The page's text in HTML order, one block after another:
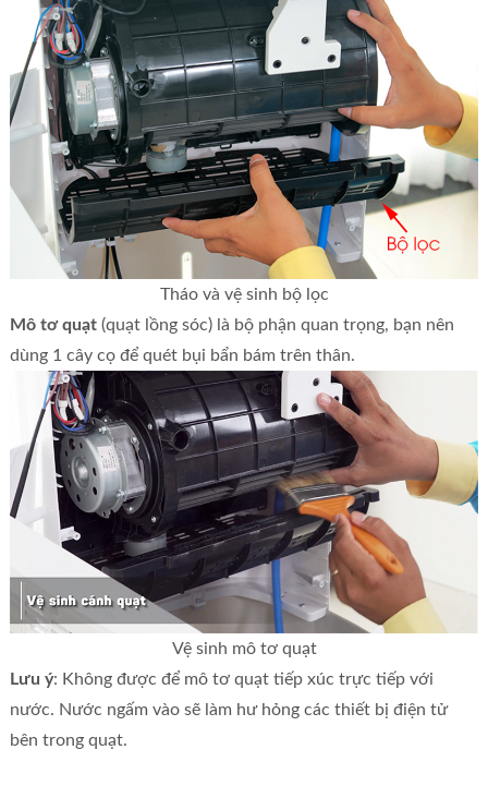
Tháo và vệ sinh bộ lọc
Mô tơ quạt(quạt lồng sóc) là bộ phận quan trọng, bạn nên
dùng 1 cây cọ để quét bụi bẩn bám trên thân.
Vệ sinh mô tơ quạt
Lưu ý: Không được để mô tơ quạt tiếp xúc trực tiếp với
nước. Nước ngấm vào sẽ làm hư hỏng các thiết bị điện tử
bên trong quạt.